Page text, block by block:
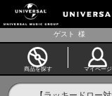
ゲスト 様
商品を探す マイページ